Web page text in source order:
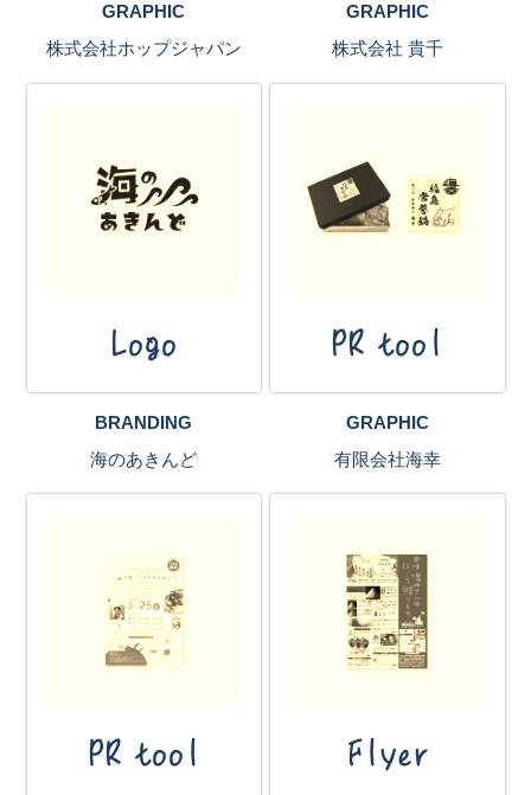
GRAPHIC
株式会社ホップジャパン
GRAPHIC
株式会社 貴千
Logo
BRANDING
海のあきんど
PR tool
GRAPHIC
有限会社海幸
PR tool Flyer